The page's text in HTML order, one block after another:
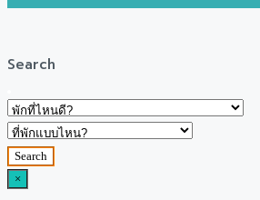
Search
Search
×